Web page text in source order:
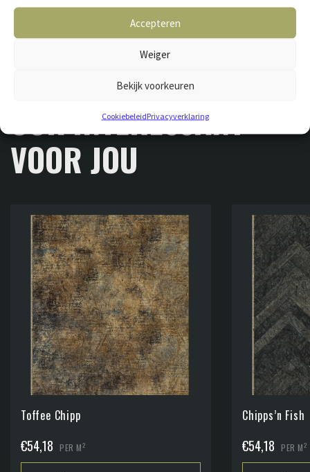
Accepteren
Weiger
Bekijk voorkeuren
CookiebeleidPrivacyverklaring
GERELATEERDE VLOEREN
OOK INTERESSANT
VOOR JOU
Toffee Chipp
€54,18 PER M2
Chipps’n Fish
€54,18 PER M2